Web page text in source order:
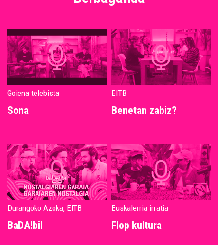
Goiena telebista
Sona
EITB
Benetan zabiz?
Durangoko Azoka, EITB
BaDA!bil
Euskalerria irratia
Flop kultura